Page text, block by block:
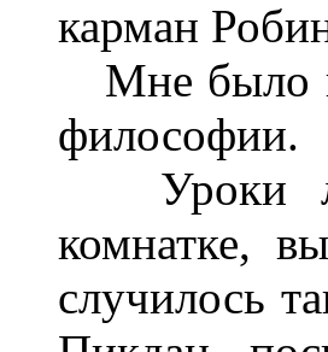
карман
Мне было в
философии.
Уроки
комнатке,
случилось